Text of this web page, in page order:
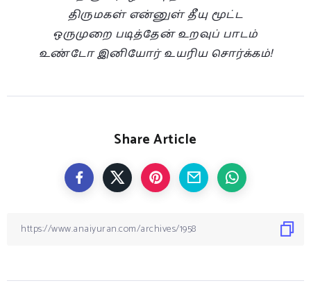
திருமகள் என்னுள் தீயு மூட்ட
ஒருமுறை படித்தேன் உறவுப் பாடம்
உண்டோ இனியோர் உயரிய சொர்க்கம்!
Share Article